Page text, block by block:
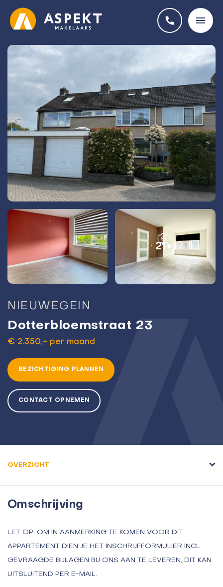
21+
NIEUWEGEIN
Dotterbloemstraat 23
€ 2.350,- per maand
BEZICHTIGING PLANNEN
CONTACT OPNEMEN
OVERZICHT
Omschrijving
LET OP: OM IN AANMERKING TE KOMEN VOOR DIT
APPARTEMENT DIEN JE HET INSCHRIJFFORMULIER INCL.
GEVRAAGDE BIJLAGEN BIJ ONS AAN TE LEVEREN, DIT KAN
UITSLUITEND PER E-MAIL.